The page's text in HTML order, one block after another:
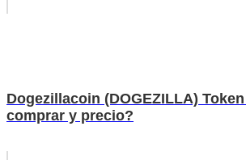
Dogezillacoin (DOGEZILLA)
comprar y precio?